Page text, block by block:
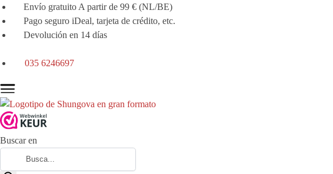
Envío gratuito A partir de 99 € (NL/BE)
Pago seguro iDeal, tarjeta de crédito, etc.
Devolución en 14 días
035 6246697
Buscar en